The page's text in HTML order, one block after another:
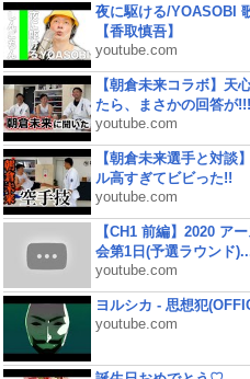
夜に駆ける/YOASOBI
【香取慎吾】
youtube.com
【朝倉未来コラボ】天
たら、まさかの回答が!!!
youtube.com
【朝倉未来選手と対談
ル高すぎてビビった!!
youtube.com
【CH1 前編】2020 ア
会第1日(予選ラウンド
youtube.com
ヨルシカ - 思想犯
youtube.com